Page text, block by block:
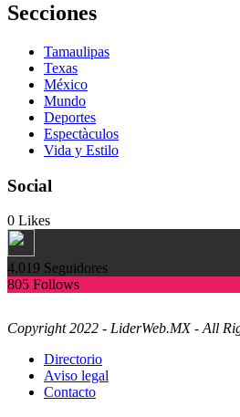
Secciones
Tamaulipas
Texas
México
Mundo
Deportes
Espectàculos
Vida y Estilo
Social
0 Likes
4.019 Seguidores
805 Follows
Copyright 2022 - LiderWeb.MX - All
Directorio
Aviso legal
Contacto